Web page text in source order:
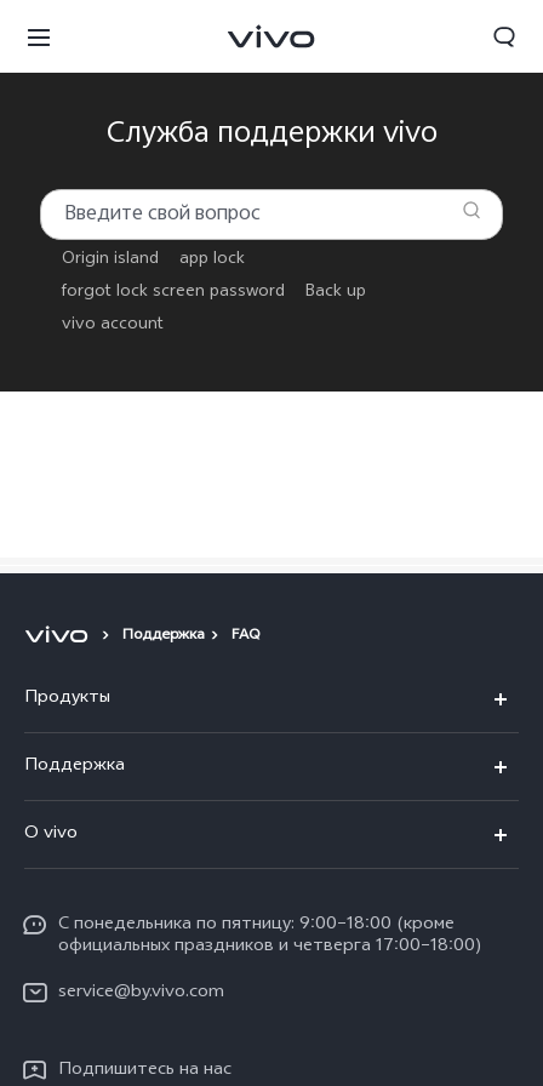
Служба поддержки vivo
Origin island
app lock
forgot lock screen password
Back up
vivo account
Поддержка FAQ
Продукты
V30 5G
V30 Lite
Y17s
Y18
Поддержка
Сервисный центр
Funtouch OS
IMEI аутентификация
Обновление системы
Инструкции по гарантии vivo
O vivo
Карьера в vivo
Юридическая информация
Центр конфиденциальности vivo
С понедельника по пятницу: 9:00–18:00 (кроме
официальных праздников и четверга 17:00–18:00)
service@by.vivo.com
Подпишитесь на нас